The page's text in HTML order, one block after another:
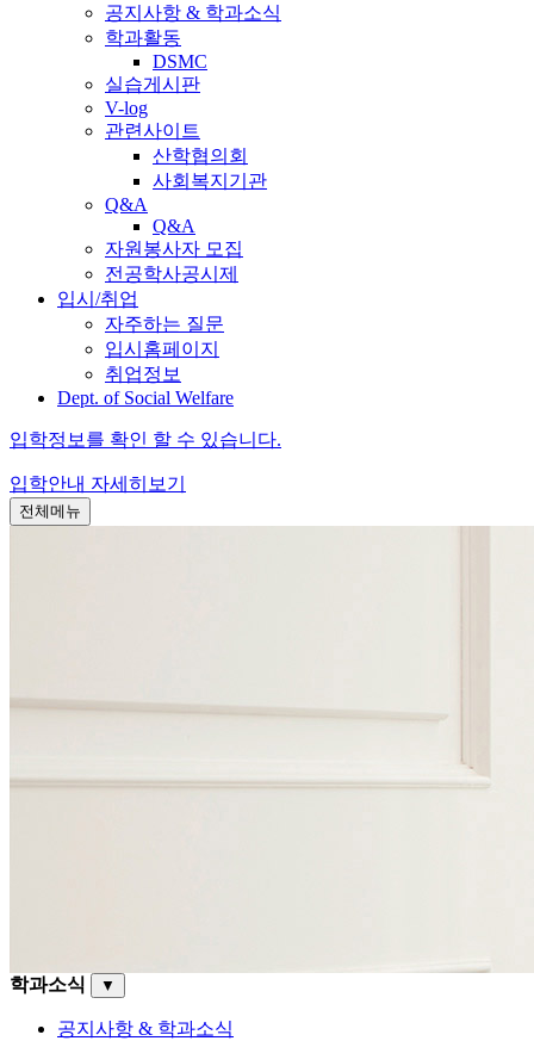
공지사항 & 학과소식
학과활동
DSMC
실습게시판
V-log
관련사이트
산학협의회
사회복지기관
Q&A
Q&A
자원봉사자 모집
전공학사공시제
입시/취업
자주하는 질문
입시홈페이지
취업정보
Dept. of Social Welfare
입학정보를 확인 할 수 있습니다.
입학안내 자세히보기
전체메뉴
학과소식 ▼
공지사항 & 학과소식